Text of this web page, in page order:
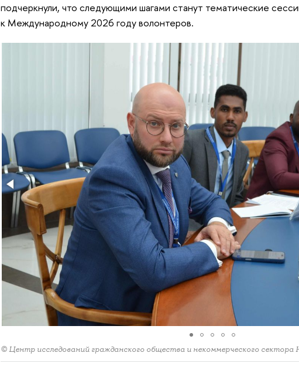
подчеркнули, что следующими шагами станут тематические
к Международному 2026 году волонтеров.
© Центр исследований гражданского общества и некоммерческого